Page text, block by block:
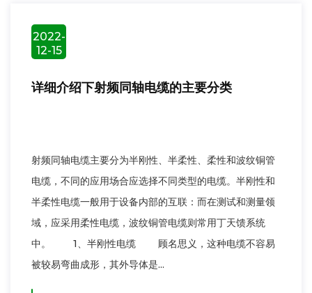
2022-
12-15
详细介绍下射频同轴电缆的主要分类
射频同轴电缆主要分为半刚性、半柔性、柔性和波纹铜管
电缆，不同的应用场合应选择不同类型的电缆。半刚性和
半柔性电缆一般用于设备内部的互联：而在测试和测量领
域，应采用柔性电缆，波纹铜管电缆则常用丁天馈系统
中。 1、半刚性电缆 顾名思义，这种电缆不容易
被较易弯曲成形，其外导体是...